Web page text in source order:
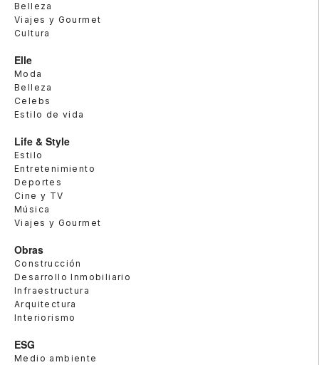
Belleza
Viajes y Gourmet
Cultura
Elle
Moda
Belleza
Celebs
Estilo de vida
Life & Style
Estilo
Entretenimiento
Deportes
Cine y TV
Música
Viajes y Gourmet
Obras
Construcción
Desarrollo Inmobiliario
Infraestructura
Arquitectura
Interiorismo
ESG
Medio ambiente